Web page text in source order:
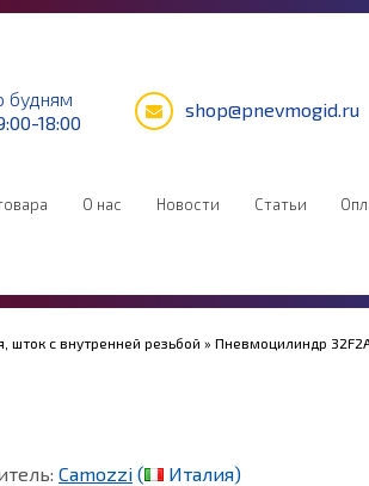
будням
18:00
shop@pnevmogid.ru
О нас Новости Статьи
шток с внутренней резьбой » Пневмоцилиндр
Camozzi (
Италия)